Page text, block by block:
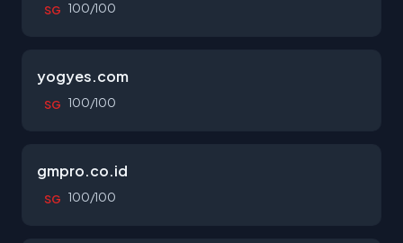
SG 100/100
yogyes.com
SG 100/100
gmpro.co.id
SG 100/100